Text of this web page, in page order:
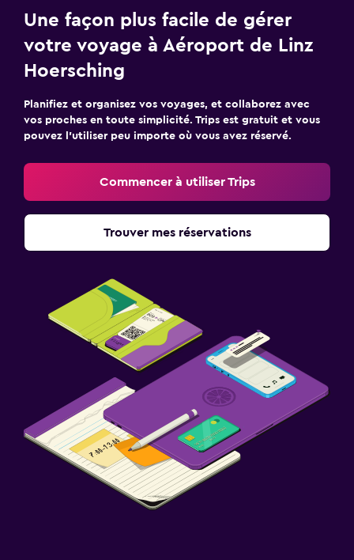
Une façon plus facile de gérer
votre voyage à Aéroport de Linz
Hoersching
Planifiez et organisez vos voyages, et collaborez avec
vos proches en toute simplicité. Trips est gratuit et vous
pouvez l’utiliser peu importe où vous avez réservé.
Commencer à utiliser Trips
Trouver mes réservations